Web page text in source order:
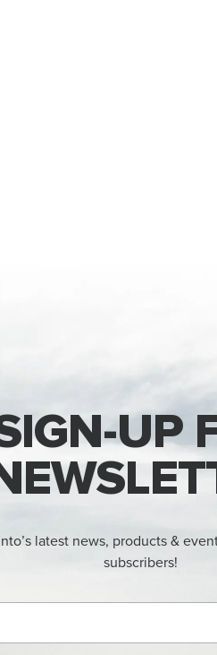
UP
latest news, products &
subscribers!